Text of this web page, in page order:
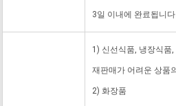
3일 이내에 완료됩니
1) 신선식품, 냉장식품
재판매가 어려운 상품
2) 화장품